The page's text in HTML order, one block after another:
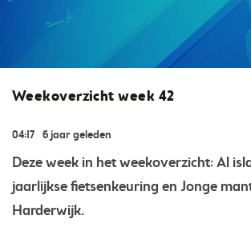
Weekoverzicht week 42
04:17 6 jaar geleden
Deze week in het weekoverzicht: Al
jaarlijkse fietsenkeuring en Jonge
Harderwijk.